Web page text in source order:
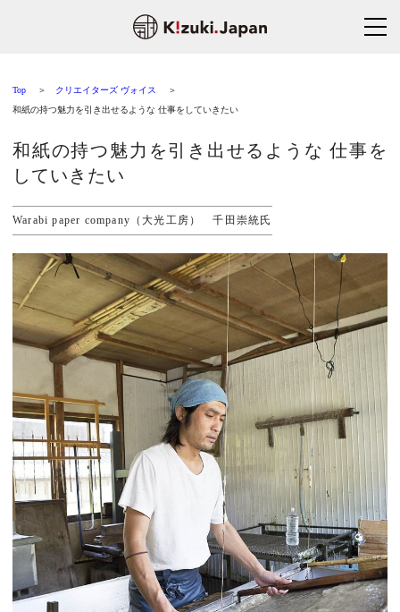
Top
クリエイターズ ヴォイス
和紙の持つ魅力を引き出せるような 仕事をしていきたい
和紙の持つ魅力を引き出せるような 仕事を
していきたい
Warabi paper company（大光工房） 千田崇統氏